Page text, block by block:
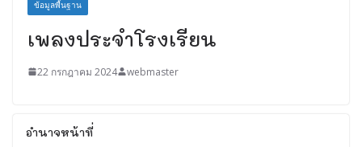
ข้อมูลพื้นฐาน
เพลงประจำโรงเรียน
22 กรกฎาคม 2024 webmaster
อำนาจหน้าที่